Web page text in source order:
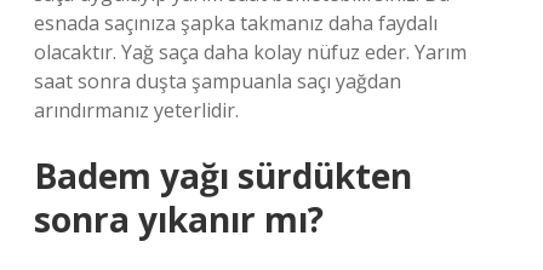
esnada saçınıza şapka takmanız daha faydalı
olacaktır. Yağ saça daha kolay nüfuz eder. Yarım
saat sonra duşta şampuanla saçı yağdan
arındırmanız yeterlidir.
Badem yağı sürdükten
sonra yıkanır mı?